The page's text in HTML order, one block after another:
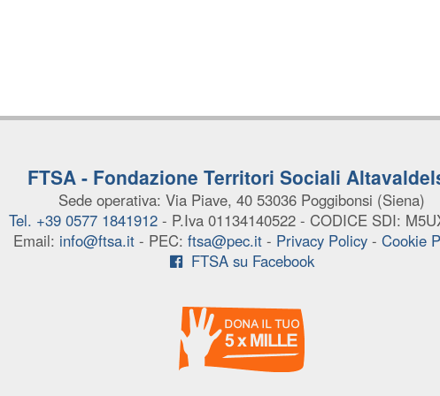
FTSA - Fondazione Territori Sociali
Sede operativa: Via Piave, 40 53036 Poggibonsi (Siena)
Tel. +39 0577 1841912 - P.Iva 01134140522 - CODICE SDI:
Email: info@ftsa.it - PEC: ftsa@pec.it - Privacy Policy - Cookie
FTSA su Facebook